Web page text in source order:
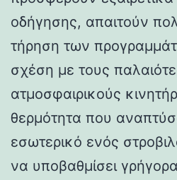
οδήγησης, απαιτούν
τήρηση των
σχέση με τους
ατμοσφαιρικούς
θερμότητα που
εσωτερικό ενός
να υποβαθμίσει